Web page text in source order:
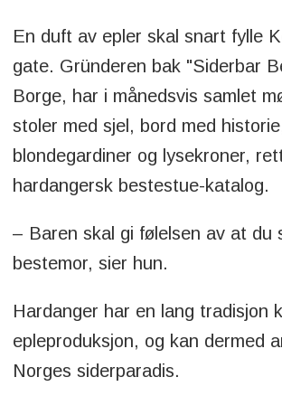
En duft av epler skal snart fylle
gate. Gründeren bak "Siderbar
Borge, har i månedsvis samlet
stoler med sjel, bord med
blondegardiner og lysekroner,
hardangersk bestestue-katalog.
– Baren skal gi følelsen av at du
bestemor, sier hun.
Hardanger har en lang tradisjon
epleproduksjon, og kan dermed
Norges siderparadis.